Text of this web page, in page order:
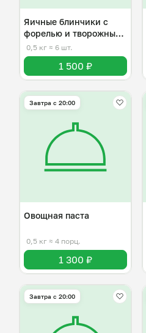
Яичные блинчики с
форелью и творожным
сыром
0,5 кг ≈ 6 шт.
1 500 ₽
Завтра c 20:00
Овощная паста
0,5 кг ≈ 4 порц.
1 300 ₽
Завтра c 20:00